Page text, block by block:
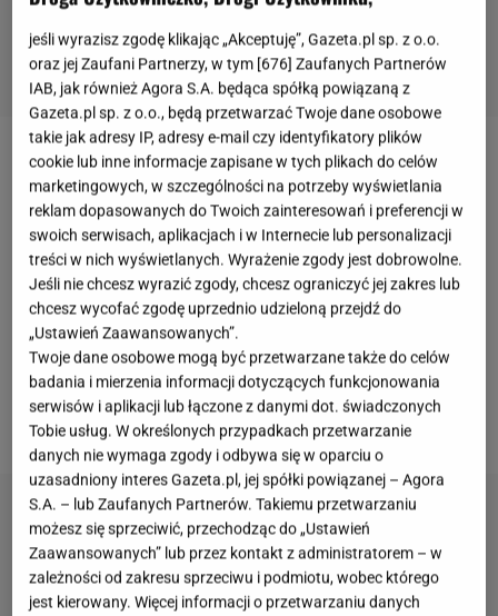
Anna Kurnikowai jej partner,Enrique Iglesiasw
połowie grudnia 2017 rokupo raz pierwszy zostali
rodzicami. Na świat przyszły ich bliźnięta: chłopiec i
dziewczynka. Parze do samego końca udało się
utrzymać ciążę w sekrecie.W sieci pojawiły się
liczne głosy, że tenisistka wcale nie urodziła
Dowodem na to, według komentujących, ma być
nagranie z czasu, kiedy tenisistka była już rzekomo
w 4. miesiącu i miała idealnie płaski brzuch.
jeśli wyrazisz zgodę klikając „Akceptuję”, Gazeta.pl sp. z o.o.
oraz jej Zaufani Partnerzy, w tym [676] Zaufanych Partnerów
IAB, jak również Agora S.A. będąca spółką powiązaną z
Gazeta.pl sp. z o.o., będą przetwarzać Twoje dane osobowe
takie jak adresy IP, adresy e-mail czy identyfikatory plików
cookie lub inne informacje zapisane w tych plikach do celów
marketingowych, w szczególności na potrzeby wyświetlania
reklam dopasowanych do Twoich zainteresowań i preferencji w
swoich serwisach, aplikacjach i w Internecie lub personalizacji
treści w nich wyświetlanych. Wyrażenie zgody jest dobrowolne.
Jeśli nie chcesz wyrazić zgody, chcesz ograniczyć jej zakres lub
chcesz wycofać zgodę uprzednio udzieloną przejdź do
„Ustawień Zaawansowanych”.
Twoje dane osobowe mogą być przetwarzane także do celów
badania i mierzenia informacji dotyczących funkcjonowania
serwisów i aplikacji lub łączone z danymi dot. świadczonych
Tobie usług. W określonych przypadkach przetwarzanie
danych nie wymaga zgody i odbywa się w oparciu o
uzasadniony interes Gazeta.pl, jej spółki powiązanej – Agora
S.A. – lub Zaufanych Partnerów. Takiemu przetwarzaniu
możesz się sprzeciwić, przechodząc do „Ustawień
Zaawansowanych” lub przez kontakt z administratorem – w
zależności od zakresu sprzeciwu i podmiotu, wobec którego
jest kierowany. Więcej informacji o przetwarzaniu danych